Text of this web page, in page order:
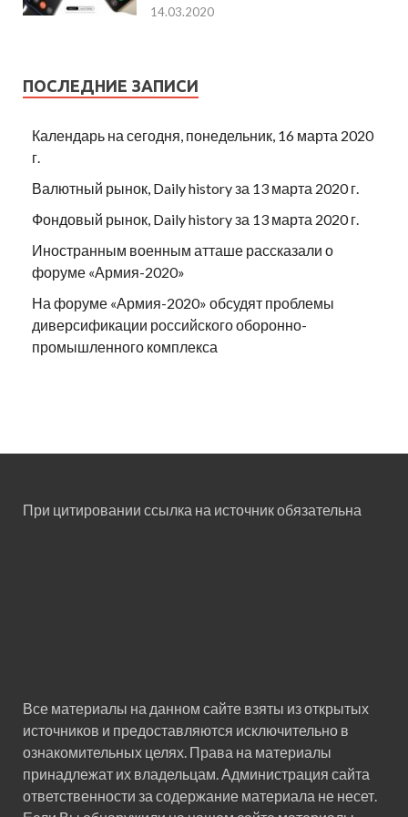
14.03.2020
ПОСЛЕДНИЕ ЗАПИСИ
Календарь на сегодня, понедельник, 16 марта 2020
г.
Валютный рынок, Daily history за 13 марта 2020 г.
Фондовый рынок, Daily history за 13 марта 2020 г.
Иностранным военным атташе рассказали о
форуме «Армия-2020»
На форуме «Армия-2020» обсудят проблемы
диверсификации российского оборонно-
промышленного комплекса
При цитировании ссылка на источник обязательна
Все материалы на данном сайте взяты из открытых
источников и предоставляются исключительно в
ознакомительных целях. Права на материалы
принадлежат их владельцам. Администрация сайта
ответственности за содержание материала не несет.